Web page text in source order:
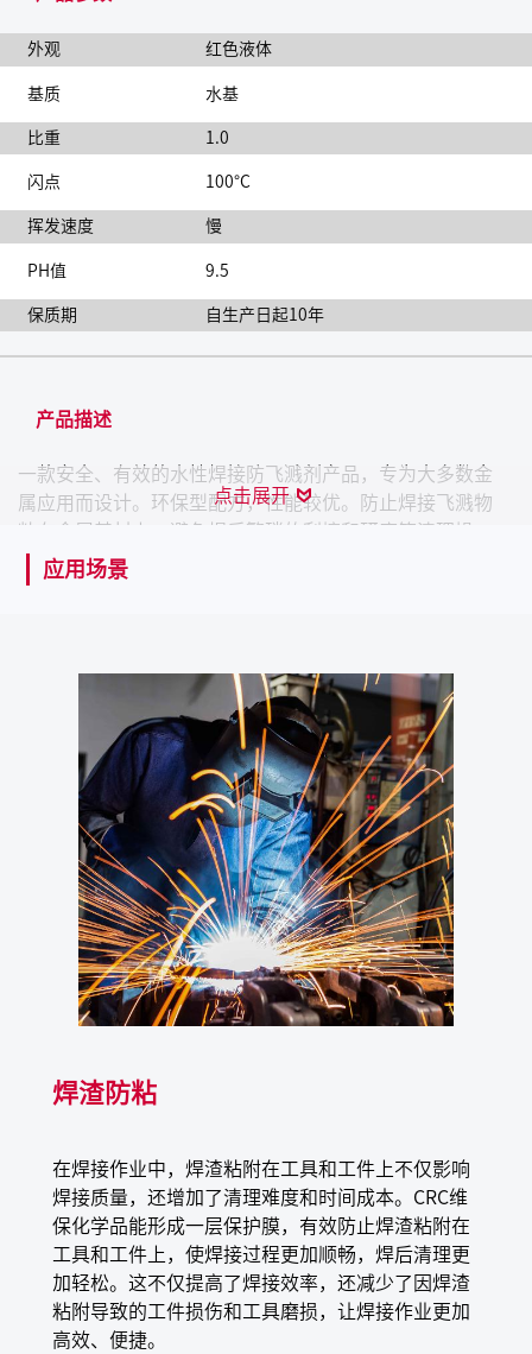
点击展开
外观 红色液体
基质 水基
比重 1.0
闪点 100°C
挥发速度 慢
PH值 9.5
保质期 自生产日起10年
产品描述
一款安全、有效的水性焊接防飞溅剂产品，专为大多数金
属应用而设计。环保型配方，性能较优。防止焊接飞溅物
粘在金属基材上，避免焊后繁琐的刮擦和研磨等清理操
作，非常适合保护零件、夹具、工具和固定装置。无害、
不易燃、可涂漆。
水基配方
不含硅，后续可上漆，适用于汽车行业
不可燃
安全环保
气味温和
应用场景
电阻焊焊头、Mig焊及Tig焊焊头、焊接件、焊钳、接触
应用场景
焊渣防粘
在焊接作业中，焊渣粘附在工具和工件上不仅影响
焊接质量，还增加了清理难度和时间成本。CRC维
保化学品能形成一层保护膜，有效防止焊渣粘附在
工具和工件上，使焊接过程更加顺畅，焊后清理更
加轻松。这不仅提高了焊接效率，还减少了因焊渣
粘附导致的工件损伤和工具磨损，让焊接作业更加
高效、便捷。